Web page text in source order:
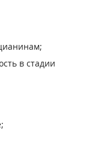
в стадии